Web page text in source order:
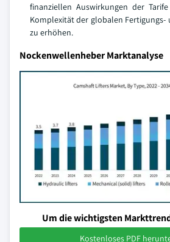
finanziellen Auswirkungen der
Komplexität der globalen Fertigungs-
zu erhöhen.
Nockenwellenheber Marktanalyse
Um die wichtigsten
Kostenloses PDF